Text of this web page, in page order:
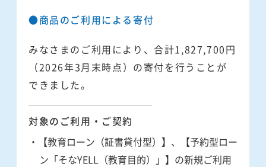
●商品のご利用による寄付
みなさまのご利用により、合計1,827,700円
（2026年3月末時点）の寄付を行うことが
できました。
対象のご利用・ご契約
・【教育ローン（証書貸付型）】、【予約型ロー
ン「そなYELL（教育目的）」】の新規ご利用